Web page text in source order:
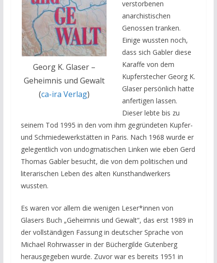
Georg K. Glaser –
Geheimnis und Gewalt
(ca-ira Verlag)
verstorbenen
anarchistischen
Genossen tranken.
Einige wussten noch,
dass sich Gabler diese
Karaffe von dem
Kupferstecher Georg K.
Glaser persönlich hatte
anfertigen lassen.
Dieser lebte bis zu
seinem Tod 1995 in den vom ihm gegründeten Kupfer-
und Schmiedewerkstätten in Paris. Nach 1968 wurde er
gelegentlich von undogmatischen Linken wie eben Gerd
Thomas Gabler besucht, die von dem politischen und
literarischen Leben des alten Kunsthandwerkers
wussten.
Es waren vor allem die wenigen Leser*innen von
Glasers Buch „Geheimnis und Gewalt“, das erst 1989 in
der vollständigen Fassung in deutscher Sprache von
Michael Rohrwasser in der Büchergilde Gutenberg
herausgegeben wurde. Zuvor war es bereits 1951 in